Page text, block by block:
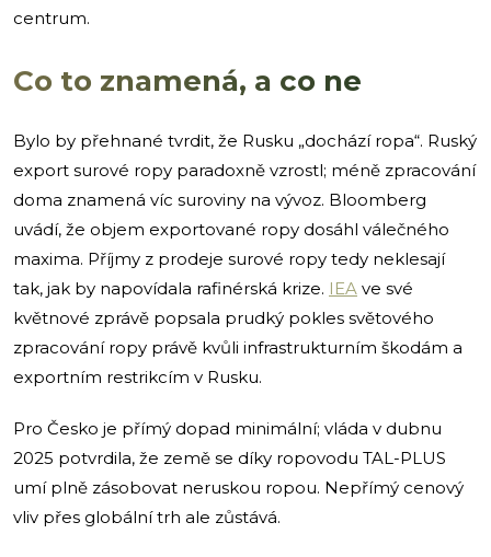
centrum.
Co to znamená, a co ne
Bylo by přehnané tvrdit, že Rusku „dochází ropa“. Ruský
export surové ropy paradoxně vzrostl; méně zpracování
doma znamená víc suroviny na vývoz. Bloomberg
uvádí, že objem exportované ropy dosáhl válečného
maxima. Příjmy z prodeje surové ropy tedy neklesají
tak, jak by napovídala rafinérská krize. IEA ve své
květnové zprávě popsala prudký pokles světového
zpracování ropy právě kvůli infrastrukturním škodám a
exportním restrikcím v Rusku.
Pro Česko je přímý dopad minimální; vláda v dubnu
2025 potvrdila, že země se díky ropovodu TAL-PLUS
umí plně zásobovat neruskou ropou. Nepřímý cenový
vliv přes globální trh ale zůstává.